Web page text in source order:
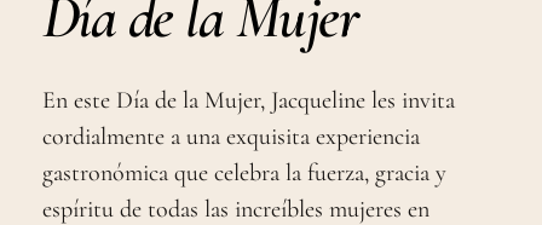
Día de la Mujer
En este Día de la Mujer, Jacqueline les invita
cordialmente a una exquisita experiencia
gastronómica que celebra la fuerza, gracia y
espíritu de todas las increíbles mujeres en